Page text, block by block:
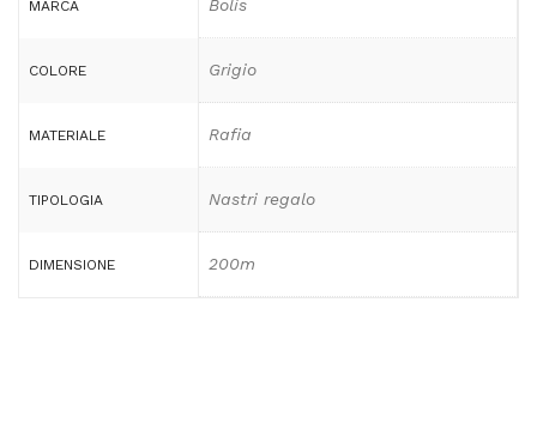
MARCA Bolis
COLORE Grigio
MATERIALE Rafia
TIPOLOGIA Nastri regalo
DIMENSIONE 200m